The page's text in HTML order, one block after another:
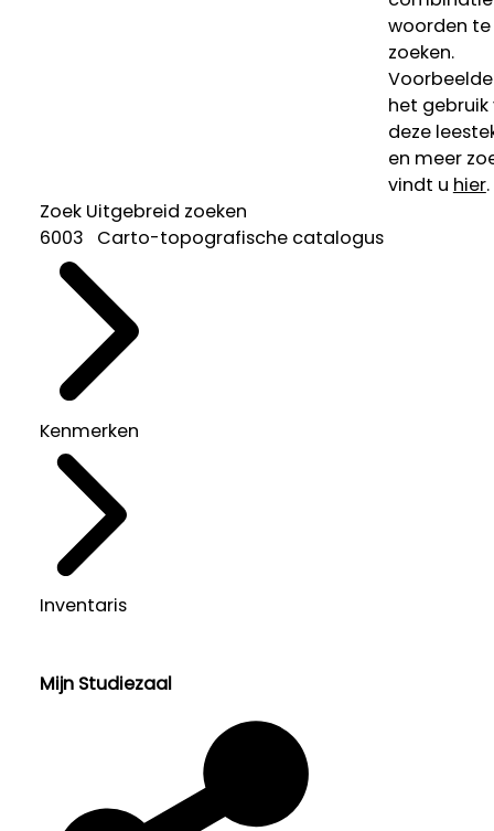
woorden te
zoeken.
het gebruik
deze
en meer
vindt u hier.
Zoek Uitgebreid zoeken
6003 Carto-topografische catalogus
Kenmerken
Inventaris
Mijn Studiezaal